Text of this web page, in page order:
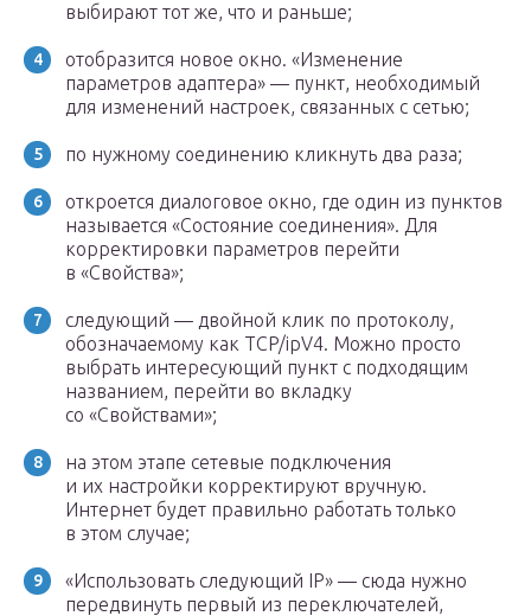
выбирают тот же, что и раньше;
отобразится новое окно. «Изменение
параметров адаптера» — пункт, необходимый
для изменений настроек, связанных с сетью;
по нужному соединению кликнуть два раза;
откроется диалоговое окно, где один из пунктов
называется «Состояние соединения». Для
корректировки параметров перейти
в «Свойства»;
следующий — двойной клик по протоколу,
обозначаемому как TCP/ipV4. Можно просто
выбрать интересующий пункт с подходящим
названием, перейти во вкладку
со «Свойствами»;
на этом этапе сетевые подключения
и их настройки корректируют вручную.
Интернет будет правильно работать только
в этом случае;
«Использовать следующий IP» — сюда нужно
передвинуть первый из переключателей,